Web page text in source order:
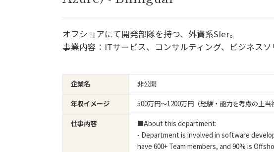
オフショアにて開発部隊を持つ、外資系SIer。
事業内容：ITサービス、コンサルティング、ビジネス
企業名
非公開
年収イメージ
500万円〜1200万円（経験・能力を考慮の上当
仕事内容
■About this department:
- Department is involved in software
have 600+ Team members, and 90% is